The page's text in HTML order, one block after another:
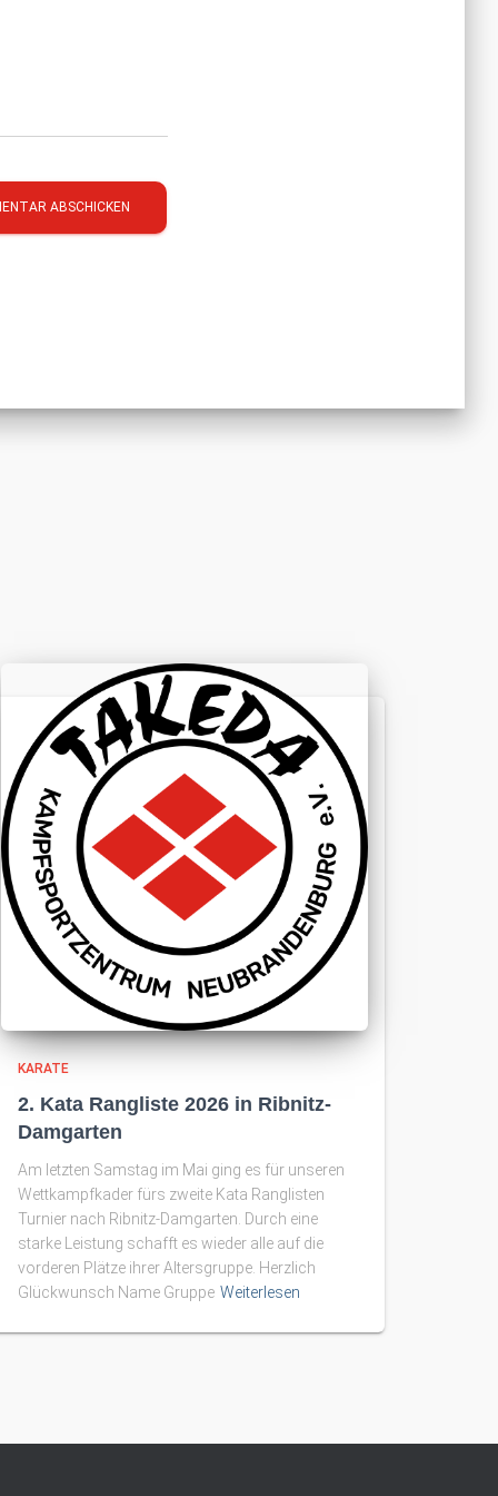
KARATE
2. Kata Rangliste 2026 in Ribnitz-
Damgarten
Am letzten Samstag im Mai ging es für unseren
Wettkampfkader fürs zweite Kata Ranglisten
Turnier nach Ribnitz-Damgarten. Durch eine
starke Leistung schafft es wieder alle auf die
vorderen Plätze ihrer Altersgruppe. Herzlich
Glückwunsch Name Gruppe Weiterlesen